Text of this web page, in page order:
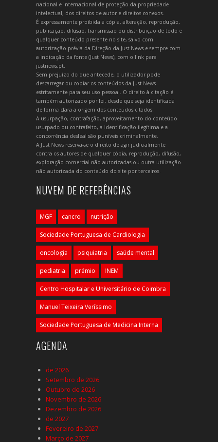
nacional e internacional de proteção da propriedade
intelectual, dos direitos de autor e direitos conexos.
É expressamente proibida a cópia, alteração, reprodução,
publicação, difusão, transmissão ou distribuição de todo e
qualquer conteúdo presente no site, salvo com
autorização prévia da Direção da Just News e sempre com
a indicação da fonte (Just News), com o link para
justnews.pt.
Sem prejuízo do que antecede, o utilizador pode
descarregar ou copiar os conteúdos da Just News
estritamente para seu uso pessoal. O direito à citação é
também autorizado por lei, desde que seja identificada
de forma clara a origem dos conteúdos citados.
A usurpação, contrafação, aproveitamento do conteúdo
usurpado ou contrafeito, a identificação ilegítima e a
concorrência desleal são puníveis criminalmente.
A Just News reserva-se o direito de agir judicialmente
contra os autores de qualquer cópia, reprodução, difusão,
exploração comercial não autorizadas ou outra utilização
não autorizada do conteúdo do site por terceiros.
NUVEM DE REFERÊNCIAS
MGF cancro nutrição
Sociedade Portuguesa de Cardiologia
oncologia psiquiatria saúde mental
pediatria prémio INEM
Centro Hospitalar e Universitário de Coimbra
Manuel Teixeira Veríssimo
Sociedade Portuguesa de Medicina Interna
AGENDA
de 2026
Setembro de 2026
Outubro de 2026
Novembro de 2026
Dezembro de 2026
de 2027
Fevereiro de 2027
Março de 2027